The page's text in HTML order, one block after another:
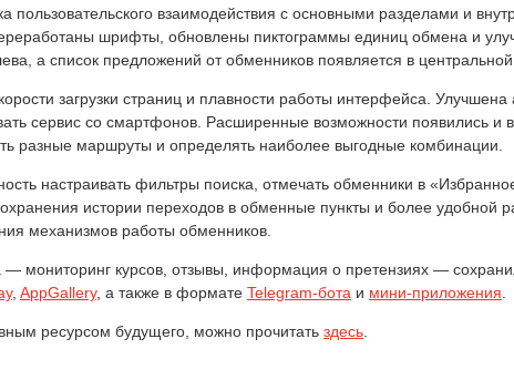
пользовательского взаимодействия с основными разделами и
шрифты, обновлены пиктограммы единиц обмена и
а список предложений от обменников появляется в
загрузки страниц и плавности работы интерфейса.
сервис со смартфонов. Расширенные возможности появились
разные маршруты и определять наиболее выгодные комбинации.
настраивать фильтры поиска, отмечать обменники в
истории переходов в обменные пункты и более
механизмов работы обменников.
мониторинг курсов, отзывы, информация о претензиях —
, AppGallery, а также в формате Telegram-бота и мини-приложения
ресурсом будущего, можно прочитать здесь